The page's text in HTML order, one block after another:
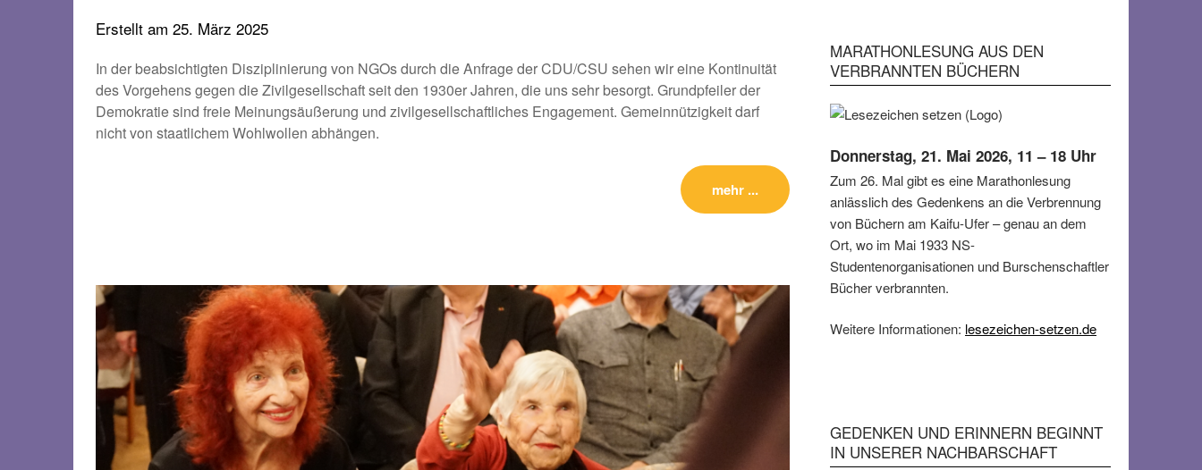
Erstellt am 25. März 2025
In der beabsichtigten Disziplinierung von NGOs durch die Anfrage der CDU/CSU sehen wir eine Kontinuität
des Vorgehens gegen die Zivilgesellschaft seit den 1930er Jahren, die uns sehr besorgt. Grundpfeiler der
Demokratie sind freie Meinungsäußerung und zivilgesellschaftliches Engagement. Gemeinnützigkeit darf
nicht von staatlichem Wohlwollen abhängen.
mehr ...
MARATHONLESUNG AUS DEN
VERBRANNTEN BÜCHERN
Donnerstag, 21. Mai 2026, 11 – 18 Uhr
Zum 26. Mal gibt es eine Marathonlesung
anlässlich des Gedenkens an die Verbrennung
von Büchern am Kaifu-Ufer – genau an dem
Ort, wo im Mai 1933 NS-
Studentenorganisationen und Burschenschaftler
Bücher verbrannten.
Weitere Informationen: lesezeichen-setzen.de
GEDENKEN UND ERINNERN BEGINNT
IN UNSERER NACHBARSCHAFT